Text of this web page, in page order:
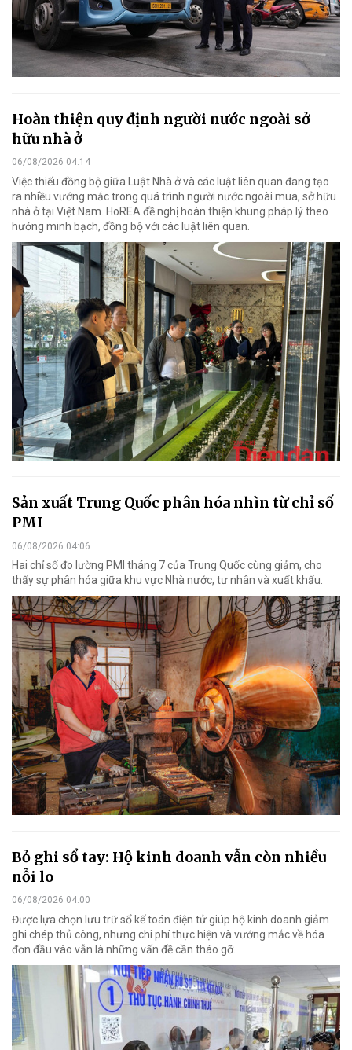
Hoàn thiện quy định người nước ngoài sở
hữu nhà ở
06/08/2026 04:14
Việc thiếu đồng bộ giữa Luật Nhà ở và các luật liên quan đang tạo
ra nhiều vướng mắc trong quá trình người nước ngoài mua, sở hữu
nhà ở tại Việt Nam. HoREA đề nghị hoàn thiện khung pháp lý theo
hướng minh bạch, đồng bộ với các luật liên quan.
Sản xuất Trung Quốc phân hóa nhìn từ chỉ số
PMI
06/08/2026 04:06
Hai chỉ số đo lường PMI tháng 7 của Trung Quốc cùng giảm, cho
thấy sự phân hóa giữa khu vực Nhà nước, tư nhân và xuất khẩu.
Bỏ ghi sổ tay: Hộ kinh doanh vẫn còn nhiều
nỗi lo
06/08/2026 04:00
Được lựa chọn lưu trữ sổ kế toán điện tử giúp hộ kinh doanh giảm
ghi chép thủ công, nhưng chi phí thực hiện và vướng mắc về hóa
đơn đầu vào vẫn là những vấn đề cần tháo gỡ.